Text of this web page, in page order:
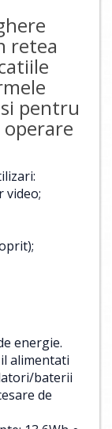
retea
pentru
video;
energie.
alimentati
baterii
de